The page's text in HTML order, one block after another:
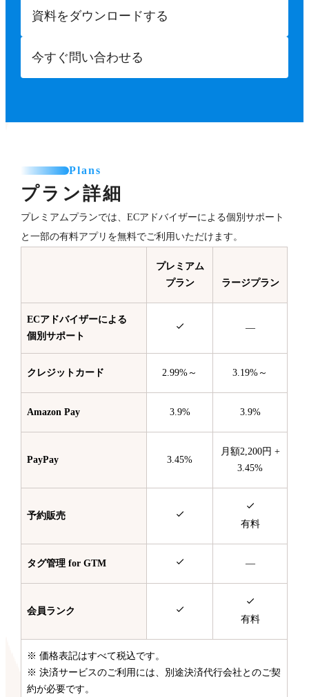
資料をダウンロードする
今すぐ問い合わせる
Plans
プラン詳細
プレミアムプランでは、ECアドバイザーによる個別サポート
と一部の有料アプリを無料でご利用いただけます。
プレミアム
プラン
ラージプラン
ECアドバイザーによる
個別サポート
—
クレジットカード 2.99%～ 3.19%～
Amazon Pay 3.9% 3.9%
PayPay 3.45%
月額2,200円 +
3.45%
予約販売
有料
タグ管理 for GTM —
会員ランク
有料
※ 価格表記はすべて税込です。
※ 決済サービスのご利用には、別途決済代行会社とのご契
約が必要です。